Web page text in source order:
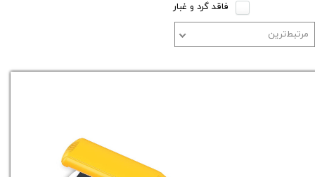
فاقد گرد و غبار
مرتبط‌ترین